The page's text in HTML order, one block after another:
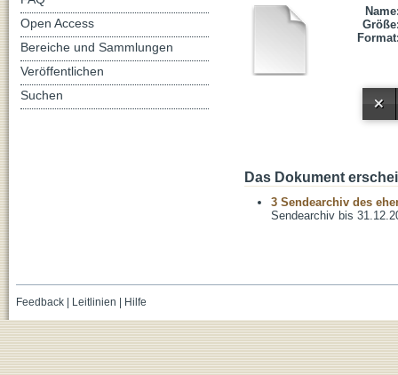
Das Dokument
3 Sendearchiv des
Sendearchiv bis
Open Access
Bereiche und Sammlungen
Veröffentlichen
Suchen
Feedback| Leitlinien Hilfe